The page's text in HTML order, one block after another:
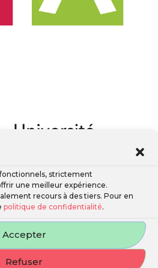
strictement
une meilleur expérience.
recours à des tiers. Pour en
politique de confidentialité.
Accepter
Refuser